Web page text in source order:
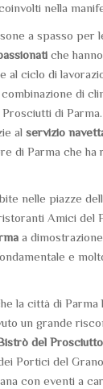
nella
a spasso per
che
al ciclo di
di
di
al servizio
di Parma che
nelle piazze
Amici del
a
e
la città di
un grande
del
Portici del
con eventi a